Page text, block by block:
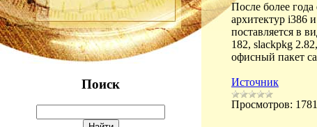
Поиск
После более
архитектур i386
поставляется в
182, slackpkg
офисный пакет
Источник
Просмотров: 1781